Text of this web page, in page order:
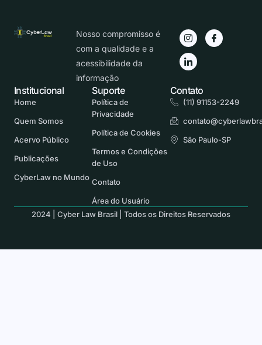
Nosso compromisso é
com a qualidade e a
acessibilidade da
informação
Suporte
Política de
Privacidade
Política de Cookies
Termos e Condições
de Uso
Contato
Área do Usuário
Contato
(11) 91153-2249
São Paulo-SP
Institucional
Home
Quem Somos
Acervo Público
Publicações
CyberLaw no Mundo
2024 | Cyber Law Brasil | Todos os Direitos Reservados